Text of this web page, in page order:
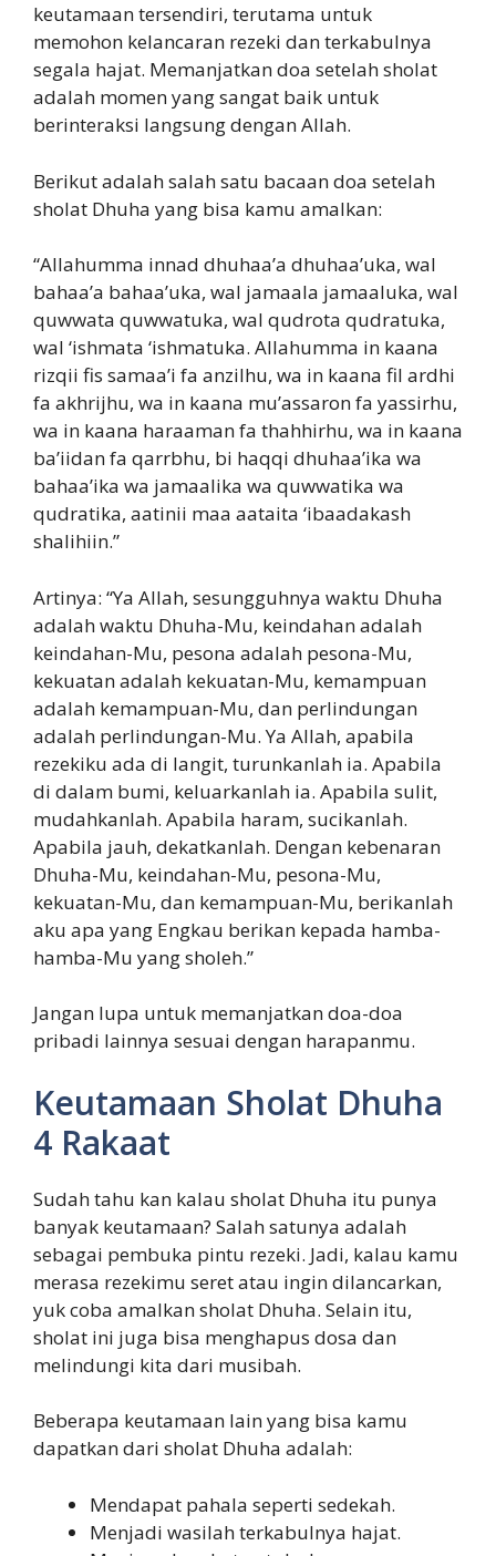
keutamaan tersendiri, terutama untuk
memohon kelancaran rezeki dan terkabulnya
segala hajat. Memanjatkan doa setelah sholat
adalah momen yang sangat baik untuk
berinteraksi langsung dengan Allah.
Berikut adalah salah satu bacaan doa setelah
sholat Dhuha yang bisa kamu amalkan:
“Allahumma innad dhuhaa’a dhuhaa’uka, wal
bahaa’a bahaa’uka, wal jamaala jamaaluka, wal
quwwata quwwatuka, wal qudrota qudratuka,
wal ‘ishmata ‘ishmatuka. Allahumma in kaana
rizqii fis samaa’i fa anzilhu, wa in kaana fil ardhi
fa akhrijhu, wa in kaana mu’assaron fa yassirhu,
wa in kaana haraaman fa thahhirhu, wa in kaana
ba’iidan fa qarrbhu, bi haqqi dhuhaa’ika wa
bahaa’ika wa jamaalika wa quwwatika wa
qudratika, aatinii maa aataita ‘ibaadakash
shalihiin.”
Artinya: “Ya Allah, sesungguhnya waktu Dhuha
adalah waktu Dhuha-Mu, keindahan adalah
keindahan-Mu, pesona adalah pesona-Mu,
kekuatan adalah kekuatan-Mu, kemampuan
adalah kemampuan-Mu, dan perlindungan
adalah perlindungan-Mu. Ya Allah, apabila
rezekiku ada di langit, turunkanlah ia. Apabila
di dalam bumi, keluarkanlah ia. Apabila sulit,
mudahkanlah. Apabila haram, sucikanlah.
Apabila jauh, dekatkanlah. Dengan kebenaran
Dhuha-Mu, keindahan-Mu, pesona-Mu,
kekuatan-Mu, dan kemampuan-Mu, berikanlah
aku apa yang Engkau berikan kepada hamba-
hamba-Mu yang sholeh.”
Jangan lupa untuk memanjatkan doa-doa
pribadi lainnya sesuai dengan harapanmu.
Keutamaan Sholat Dhuha
4 Rakaat
Sudah tahu kan kalau sholat Dhuha itu punya
banyak keutamaan? Salah satunya adalah
sebagai pembuka pintu rezeki. Jadi, kalau kamu
merasa rezekimu seret atau ingin dilancarkan,
yuk coba amalkan sholat Dhuha. Selain itu,
sholat ini juga bisa menghapus dosa dan
melindungi kita dari musibah.
Beberapa keutamaan lain yang bisa kamu
dapatkan dari sholat Dhuha adalah:
Mendapat pahala seperti sedekah.
Menjadi wasilah terkabulnya hajat.